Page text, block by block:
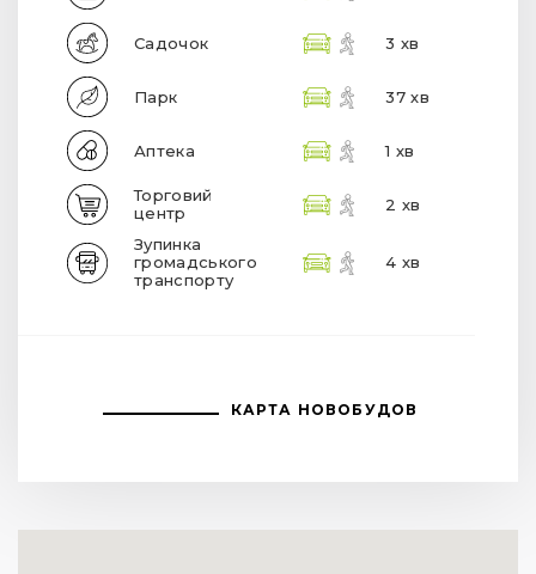
Садочок 3 хв
Парк 37 хв
Аптека 1 хв
Торговий
центр
2 хв
Зупинка
громадського
транспорту
4 хв
КАРТА НОВОБУДОВ